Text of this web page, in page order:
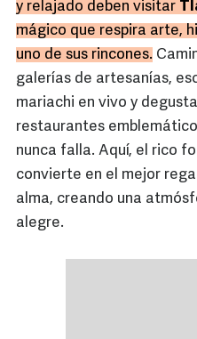
y relajado deben visitar
mágico que respira arte,
uno de sus rincones.
galerías de artesanías,
mariachi en vivo y
restaurantes
nunca falla. Aquí, el rico
convierte en el mejor
alma, creando una
alegre.